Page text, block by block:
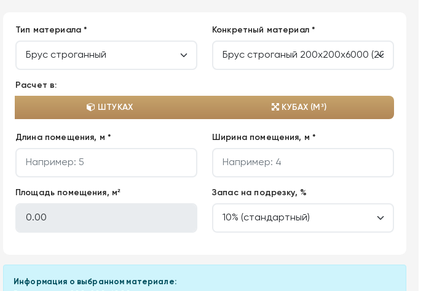
Тип материала * Конкретный материал *
Расчет в:
ШТУКАХ КУБАХ (М³)
Длина помещения, м * Ширина помещения, м *
Площадь помещения, м² Запас на подрезку, %
Информация о выбранном материале: